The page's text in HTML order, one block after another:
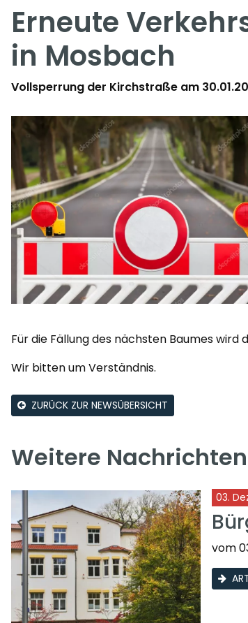
Erneute
in Mosbach
Vollsperrung der Kirchstraße am
Für die Fällung des nächsten Baumes
Wir bitten um Verständnis.
ZURÜCK ZUR NEWSÜBERSICHT
Weitere Nachrichten
03.
vom